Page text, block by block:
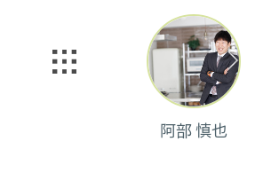
阿部 慎也